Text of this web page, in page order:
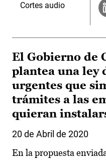
Cortes audio
El Gobierno de
plantea una ley
urgentes que
trámites a las
quieran
20 de Abril de 2020
En la propuesta